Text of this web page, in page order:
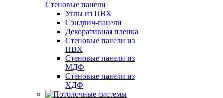
Стеновые панели
Углы из ПВХ
Сэндвич-панели
Декоративная пленка
Стеновые панели из
ПВХ
Стеновые панели из
МДФ
Стеновые панели из
ХДФ